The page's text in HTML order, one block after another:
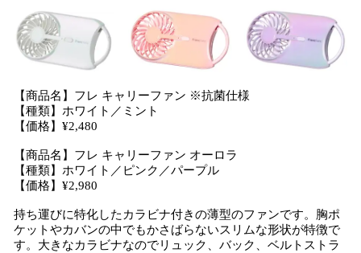
【商品名】フレ キャリーファン ※抗菌仕様
【種類】ホワイト／ミント
【価格】¥2,480
【商品名】フレ キャリーファン オーロラ
【種類】ホワイト／ピンク／パープル
【価格】¥2,980
持ち運びに特化したカラビナ付きの薄型のファンです。胸ポ
ケットやカバンの中でもかさばらないスリムな形状が特徴で
す。大きなカラビナなのでリュック、バック、ベルトストラ